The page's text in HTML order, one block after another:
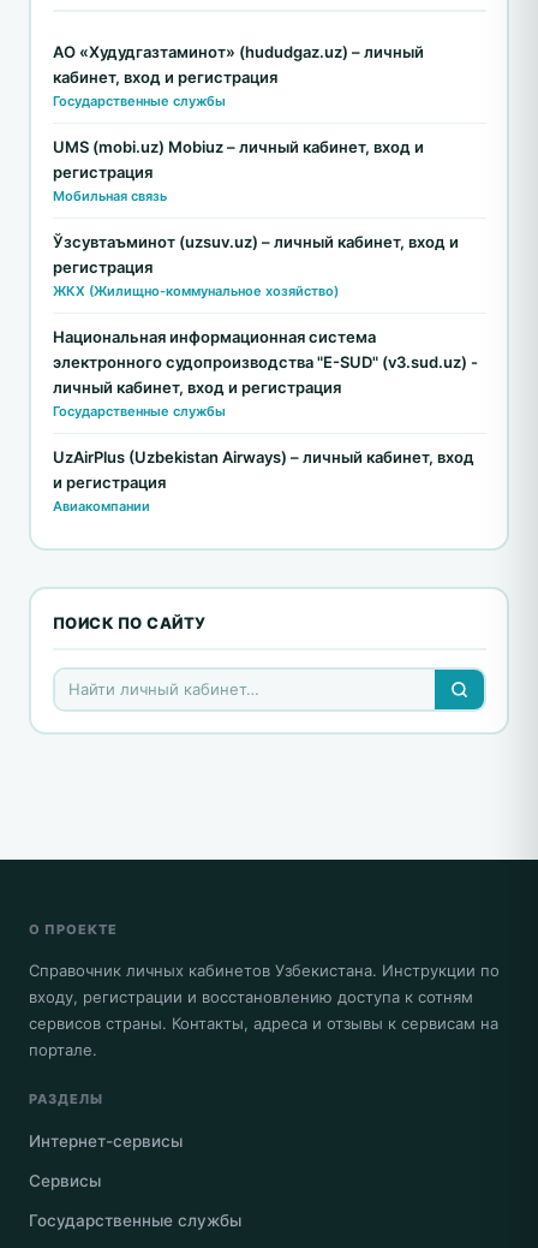
АО «Худудгазтаминот» (hududgaz.uz) – личный
кабинет, вход и регистрация
Государственные службы
UMS (mobi.uz) Mobiuz – личный кабинет, вход и
регистрация
Мобильная связь
Ўзсувтаъминот (uzsuv.uz) – личный кабинет, вход и
регистрация
ЖКХ (Жилищно-коммунальное хозяйство)
Национальная информационная система
электронного судопроизводства "E-SUD" (v3.sud.uz) -
личный кабинет, вход и регистрация
Государственные службы
UzAirPlus (Uzbekistan Airways) – личный кабинет, вход
и регистрация
Авиакомпании
ПОИСК ПО САЙТУ
О ПРОЕКТЕ
Справочник личных кабинетов Узбекистана. Инструкции по
входу, регистрации и восстановлению доступа к сотням
сервисов страны. Контакты, адреса и отзывы к сервисам на
портале.
РАЗДЕЛЫ
Интернет-сервисы
Сервисы
Государственные службы